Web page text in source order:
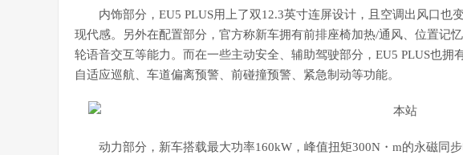
内饰部分，EU5 PLUS用上了双12.3英寸连屏设计，且空调出风口也
现代感。另外在配置部分，官方称新车拥有前排座椅加热/通风、位置记
轮语音交互等能力。而在一些主动安全、辅助驾驶部分，EU5 PLUS也拥
自适应巡航、车道偏离预警、前碰撞预警、紧急制动等功能。
动力部分，新车搭载最大功率160kW，峰值扭矩300N・m的永磁同